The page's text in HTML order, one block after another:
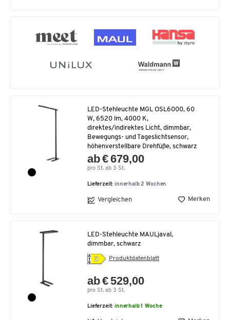
LED-Stehleuchte MGL OSL6000, 60
W, 6520 lm, 4000 K,
direktes/indirektes Licht, dimmbar,
Bewegungs- und Tageslichtsensor,
höhenverstellbare Drehfüße, schwarz
ab € 679,00
pro St. ab 3 St.
Lieferzeit: innerhalb 2 Wochen
Vergleichen Merken
LED-Stehleuchte MAULjaval,
dimmbar, schwarz
Produktdatenblatt
ab € 529,00
pro St. ab 3 St.
Lieferzeit:innerhalb 1 Woche